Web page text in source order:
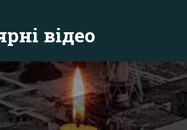
відео